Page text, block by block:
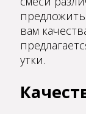
вам
утки.